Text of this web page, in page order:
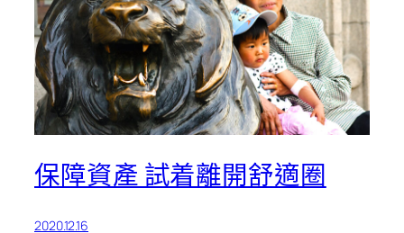
保障資產 試着離開舒適圈
2020.12.16